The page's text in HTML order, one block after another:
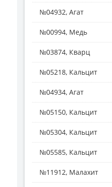
№04932, Агат
№00994, Медь
№03874, Кварц
№05218, Кальцит
№04934, Агат
№05150, Кальцит
№05304, Кальцит
№05585, Кальцит
№11912, Малахит